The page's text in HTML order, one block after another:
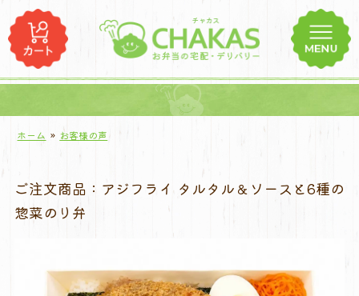
ン
テ
ツ
ホーム » お客様の声
ご注文商品：アジフライ タルタル＆ソースと6種の
惣菜のり弁